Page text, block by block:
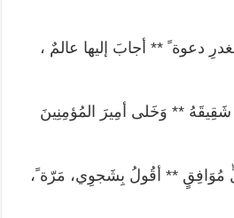
دعوة ً ** أجابَ إليها عالمٌ ،
** وَخَلى أمِيرَ المُؤمِنِينَ
مُوَافِقٍ ** أقُولُ بِشَجوِي، مَرّة ً،